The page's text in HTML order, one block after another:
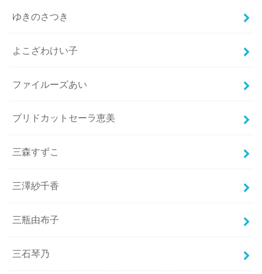
ゆきのさつき
よこざわけい子
ファイルーズあい
ブリドカットセーラ恵美
三森すずこ
三澤紗千香
三瓶由布子
三石琴乃